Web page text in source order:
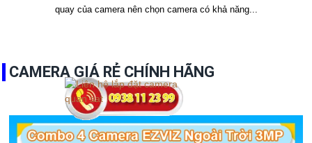
quay của camera nên chọn camera có khả năng...
CAMERA GIÁ RẺ CHÍNH HÃNG